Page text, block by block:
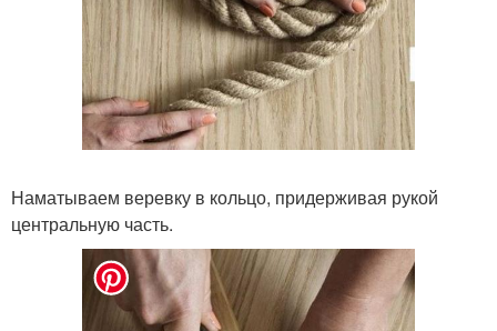
Наматываем веревку в кольцо, придерживая рукой
центральную часть.